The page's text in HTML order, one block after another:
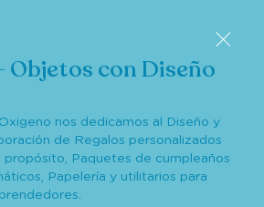
Objetos con Diseño
nos dedicamos al Diseño y
de Regalos personalizados
propósito, Paquetes de cumpleaños
Papelería y utilitarios para